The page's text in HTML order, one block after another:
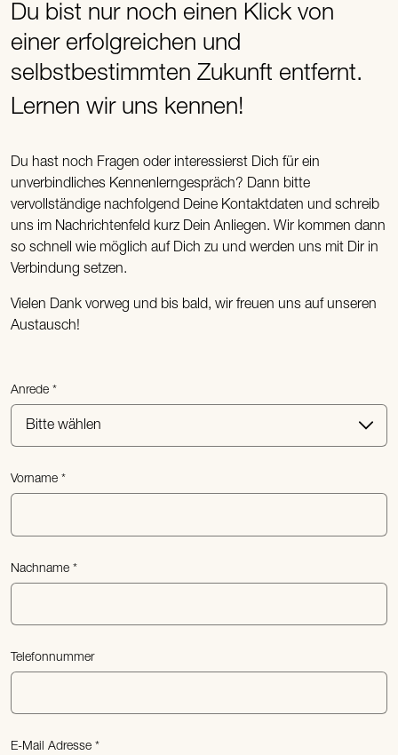
Du bist nur noch einen Klick von
einer erfolgreichen und
selbstbestimmten Zukunft entfernt.
Lernen wir uns kennen!
Du hast noch Fragen oder interessierst Dich für ein
unverbindliches Kennenlerngespräch? Dann bitte
vervollständige nachfolgend Deine Kontaktdaten und schreib
uns im Nachrichtenfeld kurz Dein Anliegen. Wir kommen dann
so schnell wie möglich auf Dich zu und werden uns mit Dir in
Verbindung setzen.
Vielen Dank vorweg und bis bald, wir freuen uns auf unseren
Austausch!
Anrede
Vorname
Nachname
Telefonnummer
E-Mail Adresse